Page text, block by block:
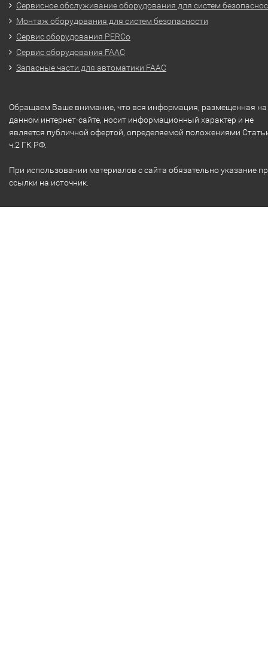
Сервисное обслуживание оборудования для систем
Монтаж оборудования для систем безопасности
Сервис оборудования PERCo
Сервис оборудования FAAC
Запасные части для автоматики FAAC
Обращаем Ваше внимание, что вся информация, размещенная на
данном интернет-сайте, носит информационный характер и не
является публичной офертой, определяемой положениями
ч.2 ГК РФ.
При использовании материалов с сайта обязательно указание
ссылки на источник.